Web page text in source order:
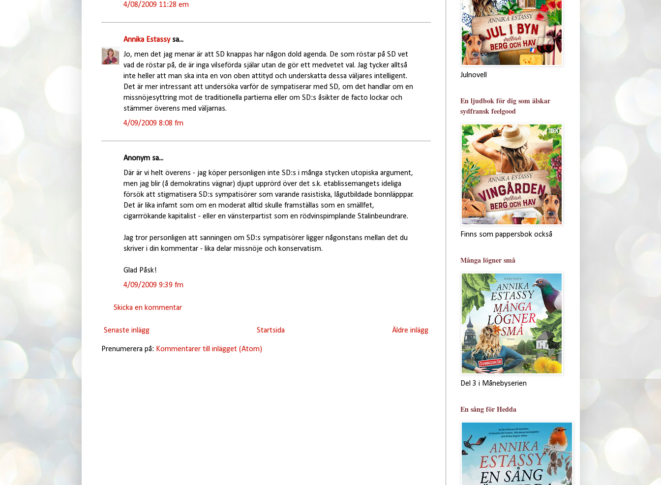
4/08/2009 11:28 em
Annika Estassysa...
Jo, men det jag menar är att SD knappas har någon dold agenda. De som röstar på SD vet
vad de röstar på, de är inga vilseförda själar utan de gör ett medvetet val. Jag tycker alltså
inte heller att man ska inta en von oben attityd och underskatta dessa väljares intelligent.
Det är mer intressant att undersöka varför de sympatiserar med SD, om det handlar om en
missnöjesyttring mot de traditionella partierna eller om SD:s åsikter de facto lockar och
stämmer överens med väljarnas.
4/09/2009 8:08 fm
Anonym sa...
Där är vi helt överens - jag köper personligen inte SD:s i många stycken utopiska argument,
men jag blir (å demokratins vägnar) djupt upprörd över det s.k. etablissemangets ideliga
försök att stigmatisera SD:s sympatisörer som varande rasistiska, lågutbildade bonnläpppar.
Det är lika infamt som om en moderat alltid skulle framställas som en smällfet,
cigarrrökande kapitalist - eller en vänsterpartist som en rödvinspimplande Stalinbeundrare.
Jag tror personligen att sanningen om SD:s sympatisörer ligger någonstans mellan det du
skriver i din kommentar - lika delar missnöje och konservatism.
Glad Påsk!
4/09/2009 9:39 fm
Skicka en kommentar
Senaste inlägg Äldre inlägg
Startsida
Prenumerera på: Kommentarer till inlägget (Atom)
Julnovell
En ljudbok för dig som älskar
sydfransk feelgood
Finns som pappersbok också
Många lögner små
Del 3 i Månebyserien
En sång för Hedda